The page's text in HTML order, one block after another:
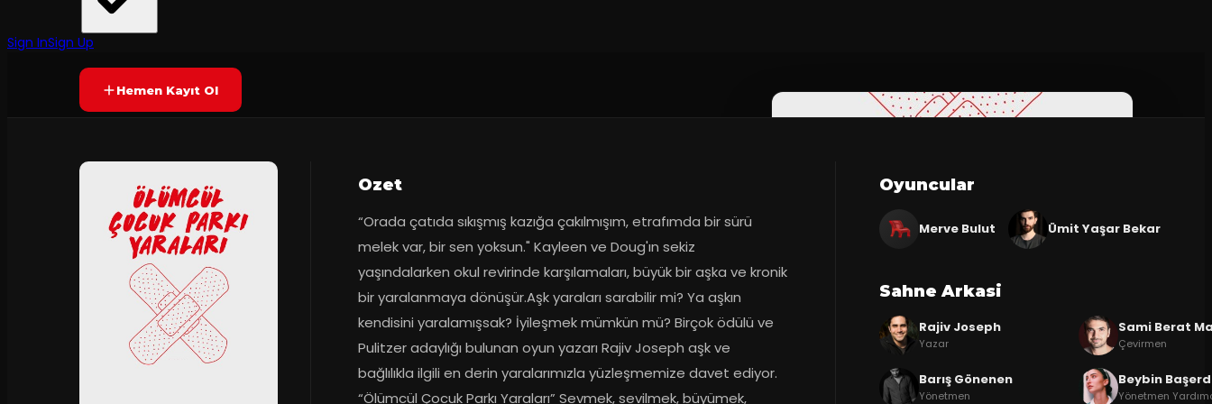
Sign InSign UpYAKINDA
Hemen Kayıt Ol
Ozet
“Orada çatıda sıkışmış kazığa çakılmışım, etrafımda bir sürü
melek var, bir sen yoksun." Kayleen ve Doug'ın sekiz
yaşındalarken okul revirinde karşılamaları, büyük bir aşka ve kronik
bir yaralanmaya dönüşür.Aşk yaraları sarabilir mi? Ya aşkın
kendisini yaralamışsak? İyileşmek mümkün mü? Birçok ödülü ve
Pulitzer adaylığı bulunan oyun yazarı Rajiv Joseph aşk ve
bağlılıkla ilgili en derin yaralarımızla yüzleşmemize davet ediyor.
“Ölümcül Çocuk Parkı Yaraları” Sevmek, sevilmek, büyümek,
Oyuncular
Merve Bulut Ümit Yaşar Bekar
Sahne Arkasi
Rajiv Joseph
Yazar
Sami Berat
Çevirmen
Barış Gönenen
Yönetmen
Beybin
Yönetmen